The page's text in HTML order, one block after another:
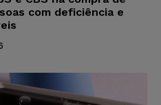
com deficiência e